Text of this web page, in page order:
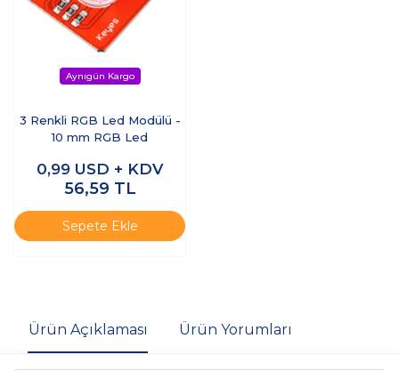
3 Renkli RGB Led Modülü -
10 mm RGB Led
0,99 USD + KDV
56,59 TL
Sepete Ekle
Ürün Açıklaması Ürün Yorumları